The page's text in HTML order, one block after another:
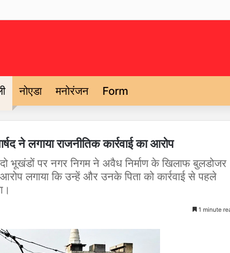
नोएडा मनोरंजन Form
ने लगाया राजनीतिक कार्रवाई का आरोप
भूखंडों पर नगर निगम ने अवैध निर्माण के खिलाफ बुलडोजर
आरोप लगाया कि उन्हें और उनके पिता को कार्रवाई से पहले
1 minute